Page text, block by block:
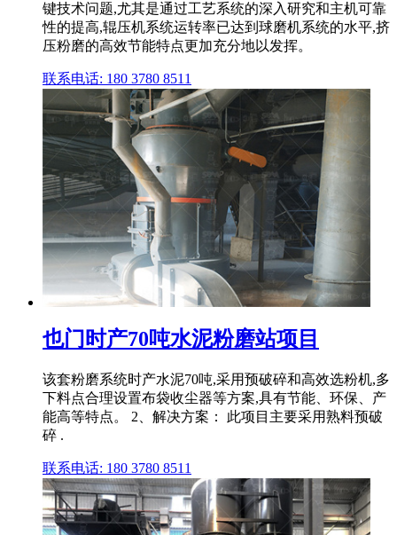
键技术问题,尤其是通过工艺系统的深入研究和主机可靠
性的提高,辊压机系统运转率已达到球磨机系统的水平,挤
压粉磨的高效节能特点更加充分地以发挥。
联系电话: 180 3780 8511
也门时产70吨水泥粉磨站项目
该套粉磨系统时产水泥70吨,采用预破碎和高效选粉机,多
下料点合理设置布袋收尘器等方案,具有节能、环保、产
能高等特点。 2、解决方案： 此项目主要采用熟料预破
碎 .
联系电话: 180 3780 8511